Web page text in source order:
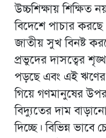
উচ্চশিক্ষায় শিক্ষিত
বিদেশে পাচার
জাতীয় সুখ বিনষ্ট
প্রভুদের দাসত্বের
পড়ছে এবং এই
গিয়ে গণমানুষের
বিদ্যুতের দাম
দিচ্ছে। বিভিন্ন